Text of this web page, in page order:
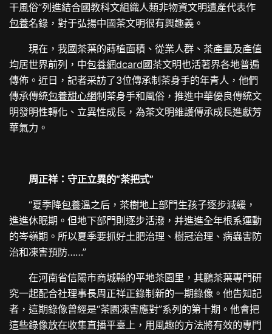
干風俗”列進結合國教科文組織人類非物資文明遺產代表作
包養名錄，對于弘揚中國茶文明很有興趣義。
現在，我國茶葉的蒔植面積、從業人群、茶產量及產值
均居世界前列，中包養網dcard國茶文明也活著界各地普遍
傳佈。近日，記者采訪了3位傳承制茶身手的年青人，他們
傳承傳統包養甜心網制茶身手和風俗，推進中華優良傳統文
明發明性轉化、立異性成長，為茶文明維護傳承成長進獻芳
華氣力。
周正祥：守正立異的“茶把式”
“夏季降包養溫之后，茶樹地上部門生孩子逐步減緩，
進進休眠期。但地下部門則逐步活潑，并進進全年根系運動
的岑嶺期。所以夏季要抓好土肥治理、樹冠治理、病蟲害防
治和凍害預防……”
在河南省信陽市商城縣的平地茶園里，其鵬茶葉專門研
究一起配合社理事長周正祥正錄制新的一期錄像。他告知記
者，這期錄像曾經是“茶園凍害應對”系列的第十期。他會把
這些錄像放在收集直播平臺上，用風趣的方法將有效的專門